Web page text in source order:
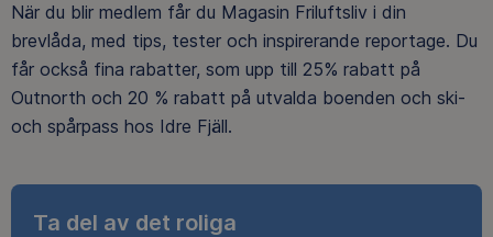
När du blir medlem får du Magasin Friluftsliv i din
brevlåda, med tips, tester och inspirerande reportage. Du
får också fina rabatter, som upp till 25% rabatt på
Outnorth och 20 % rabatt på utvalda boenden och ski-
och spårpass hos Idre Fjäll.
Ta del av det roliga